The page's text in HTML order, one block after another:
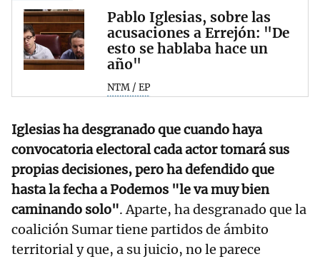
Pablo Iglesias, sobre las
acusaciones a Errejón: "De
esto se hablaba hace un
año"
NTM / EP
Iglesias ha desgranado que cuando haya
convocatoria electoral cada actor tomará sus
propias decisiones, pero ha defendido que
hasta la fecha a Podemos "le va muy bien
caminando solo". Aparte, ha desgranado que la
coalición Sumar tiene partidos de ámbito
territorial y que, a su juicio, no le parece